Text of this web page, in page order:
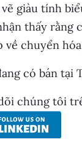
giàu tính
thấy rằng
về chuyển
có bán tại
chúng tôi